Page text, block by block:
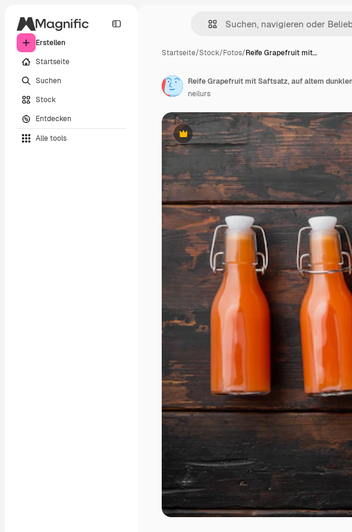
Erstellen
Startseite
Suchen
Stock
Entdecken
Alle tools
Startseite/Stock/Fotos/Reife Grapefruit mit…
Premium
neilurs